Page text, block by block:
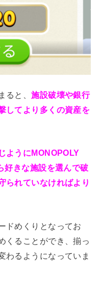
ると、施設破壊や銀行
してより多くの資産を
ようにMONOPOLY
好きな施設を選んで破
られていなければより
ドめくりとなってお
くることができ、揃っ
わるようになっていま